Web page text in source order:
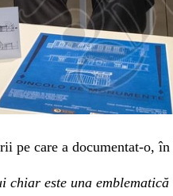
pe care a documentat-o,
chiar este una